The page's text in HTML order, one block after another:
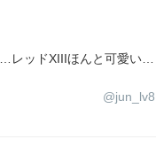
…レッドXIIIほんと可愛い…
@jun_lv8